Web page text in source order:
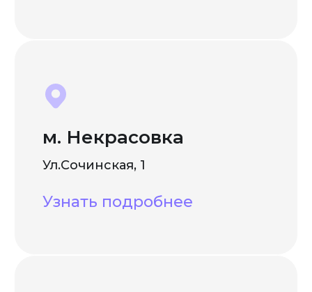
м. Некрасовка
Ул.Сочинская, 1
Узнать подробнее